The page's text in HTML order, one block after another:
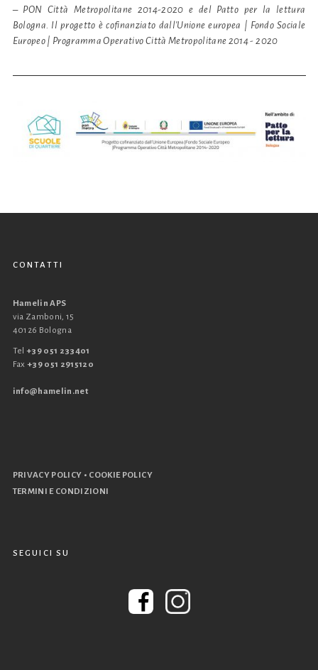
– PON Città Metropolitane 2014-2020 e del Patto per la lettura
Bologna. Il progetto è cofinanziato dall'Unione europea | Fondo Sociale
Europeo | Programma Operativo Città Metropolitane 2014 - 2020
CONTATTI
Hamelin APS
via Zamboni, 15
40126 Bologna
Tel +39 051 233401
Fax +39 051 2915120
info@hamelin.net
PRIVACY POLICY • COOKIE POLICY
TERMINI E CONDIZIONI
SEGUICI SU